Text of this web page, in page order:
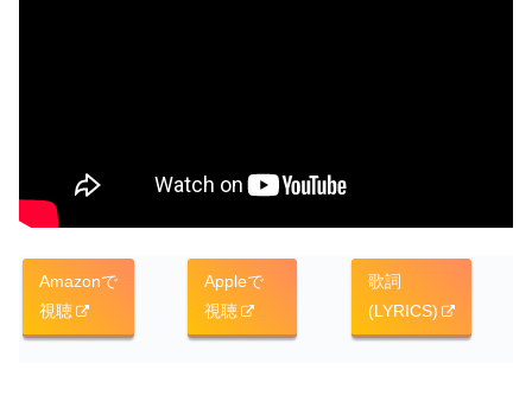
Amazonで
視聴
Appleで
視聴
歌詞
(LYRICS)